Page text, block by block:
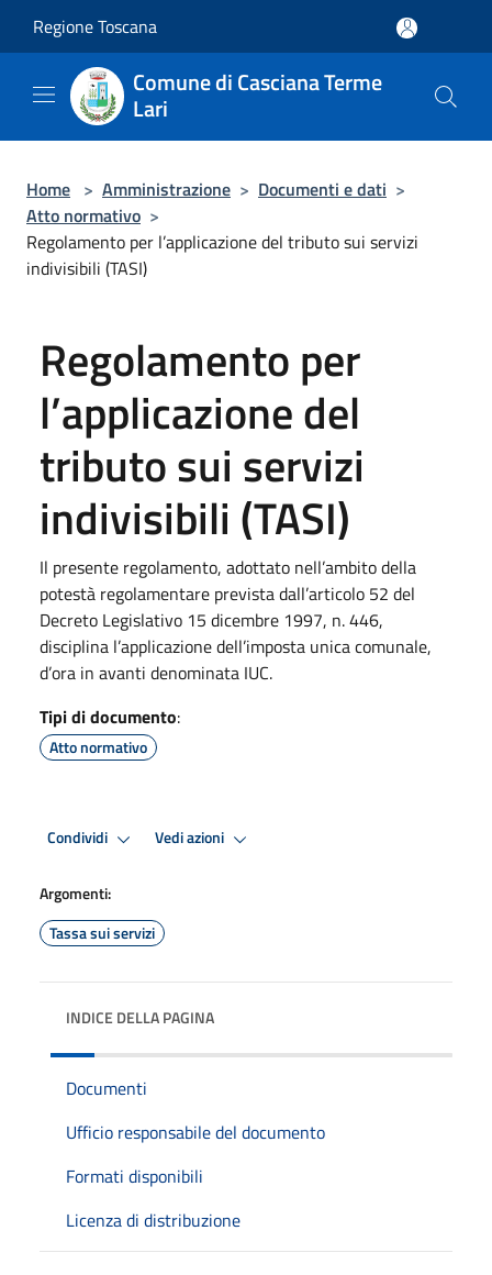
Regione Toscana
Comune di Casciana Terme
Lari
Home > Amministrazione > Documenti e dati >
Atto normativo >
Regolamento per l’applicazione del tributo sui servizi
indivisibili (TASI)
Regolamento per
l’applicazione del
tributo sui servizi
indivisibili (TASI)
Il presente regolamento, adottato nell’ambito della
potestà regolamentare prevista dall’articolo 52 del
Decreto Legislativo 15 dicembre 1997, n. 446,
disciplina l’applicazione dell’imposta unica comunale,
d’ora in avanti denominata IUC.
Tipi di documento:
Atto normativo
Condividi Vedi azioni
Argomenti:
Tassa sui servizi
INDICE DELLA PAGINA
Documenti
Ufficio responsabile del documento
Formati disponibili
Licenza di distribuzione